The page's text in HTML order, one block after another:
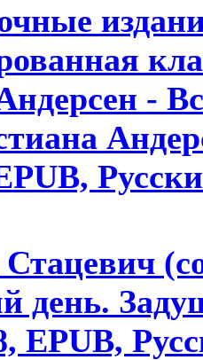
​нная
-
день.
EPUB,